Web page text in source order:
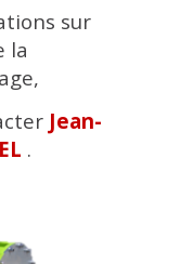
sur
la
Jean-
.